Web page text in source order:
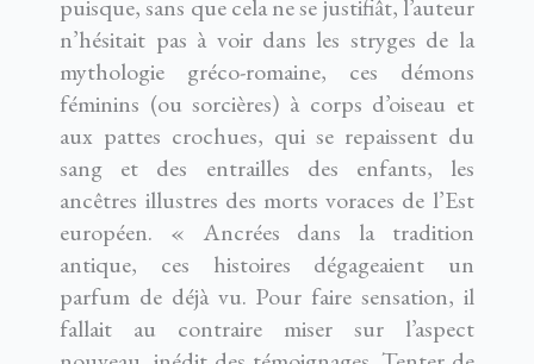
puisque, sans que cela ne se justifiât, l’auteur
n’hésitait pas à voir dans les stryges de la
mythologie gréco-romaine, ces démons
féminins (ou sorcières) à corps d’oiseau et
aux pattes crochues, qui se repaissent du
sang et des entrailles des enfants, les
ancêtres illustres des morts voraces de l’Est
européen. « Ancrées dans la tradition
antique, ces histoires dégageaient un
parfum de déjà vu. Pour faire sensation, il
fallait au contraire miser sur l’aspect